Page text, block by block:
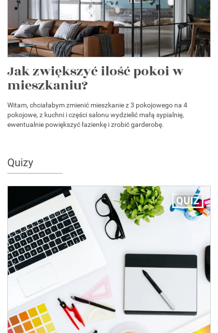
Jak zwiększyć ilość pokoi w
mieszkaniu?
Witam, chciałabym zmienić mieszkanie z 3 pokojowego na 4
pokojowe, z kuchni i części salonu wydzielić małą sypialnię,
ewentualnie powiększyć łazienkę i zrobić garderobę.
Quizy
QUIZ